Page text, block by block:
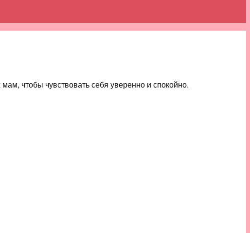
чтобы чувствовать себя уверенно и спокойно.